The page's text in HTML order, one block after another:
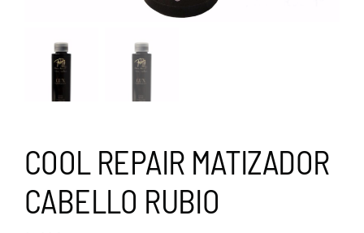
COOL REPAIR MATIZADOR
CABELLO RUBIO